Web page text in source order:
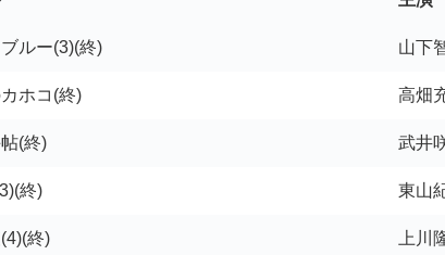
ルー(3)(終) 山下
ホコ(終) 高畑
(終) 武井
終) 東山
終) 上川